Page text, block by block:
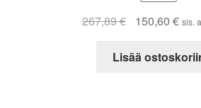
267,89€
Alkuperäinen
oli:
150,60€
on:
sis.
Lisää